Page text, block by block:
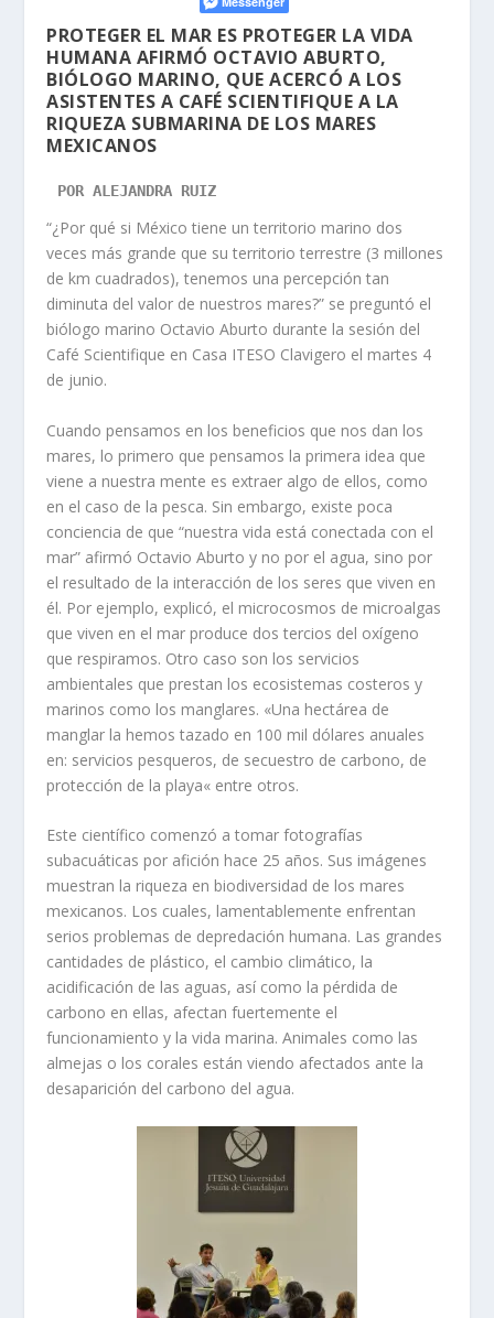
PROTEGER EL MAR ES PROTEGER LA VIDA
HUMANA AFIRMÓ OCTAVIO ABURTO,
BIÓLOGO MARINO, QUE ACERCÓ A LOS
ASISTENTES A CAFÉ SCIENTIFIQUE A LA
RIQUEZA SUBMARINA DE LOS MARES
MEXICANOS
POR ALEJANDRA RUIZ
“¿Por qué si México tiene un territorio marino dos
veces más grande que su territorio terrestre (3 millones
de km cuadrados), tenemos una percepción tan
diminuta del valor de nuestros mares?” se preguntó el
biólogo marino Octavio Aburto durante la sesión del
Café Scientifique en Casa ITESO Clavigero el martes 4
de junio.
Cuando pensamos en los beneficios que nos dan los
mares, lo primero que pensamos la primera idea que
viene a nuestra mente es extraer algo de ellos, como
en el caso de la pesca. Sin embargo, existe poca
conciencia de que“nuestra vida está conectada con el
mar” afirmó Octavio Aburto y no por el agua, sino por
el resultado de la interacción de los seres que viven en
él. Por ejemplo, explicó, el microcosmos de microalgas
que viven en el mar produce dos tercios del oxígeno
que respiramos. Otro caso son los servicios
ambientales que prestan los ecosistemas costeros y
marinos como los manglares. «Una hectárea de
manglar la hemos tazado en 100 mil dólares anuales
en: servicios pesqueros, de secuestro de carbono, de
protección de la playa« entre otros.
Este científico comenzó a tomar fotografías
subacuáticas por afición hace 25 años. Sus imágenes
muestran la riqueza en biodiversidad de los mares
mexicanos. Los cuales, lamentablemente enfrentan
serios problemas de depredación humana. Las grandes
cantidades de plástico, el cambio climático, la
acidificación de las aguas, así como la pérdida de
carbono en ellas, afectan fuertemente el
funcionamiento y la vida marina. Animales como las
almejas o los corales están viendo afectados ante la
desaparición del carbono del agua.